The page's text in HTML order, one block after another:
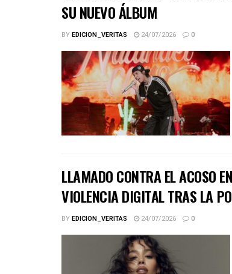
SU NUEVO ÁLBUM
BYEDICION_VERITAS 24/07/2026 0
LLAMADO CONTRA EL ACOSO
VIOLENCIA DIGITAL TRAS LA
BYEDICION_VERITAS 24/07/2026 0